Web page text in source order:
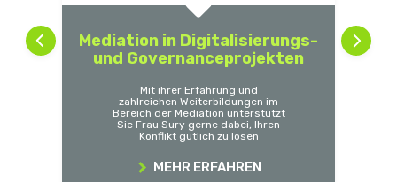
Mediation in Digitalisierungs-
und Governanceprojekten
Mit ihrer Erfahrung und
zahlreichen Weiterbildungen im
Bereich der Mediation unterstützt
Sie Frau Sury gerne dabei, Ihren
Konflikt gütlich zu lösen
MEHR ERFAHREN